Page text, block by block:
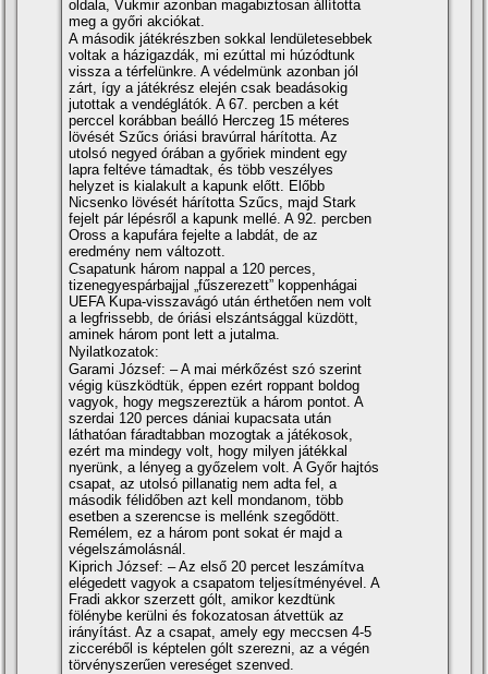
oldala, Vukmir azonban magabiztosan állí­totta
meg a győri akciókat.
A második játékrészben sokkal lendületesebbek
voltak a házigazdák, mi ezúttal mi húzódtunk
vissza a térfelünkre. A védelmünk azonban jól
zárt, í­gy a játékrész elején csak beadásokig
jutottak a vendéglátók. A 67. percben a két
perccel korábban beálló Herczeg 15 méteres
lövését Szűcs óriási bravúrral hárí­totta. Az
utolsó negyed órában a győriek mindent egy
lapra feltéve támadtak, és több veszélyes
helyzet is kialakult a kapunk előtt. Előbb
Nicsenko lövését hárí­totta Szűcs, majd Stark
fejelt pár lépésről a kapunk mellé. A 92. percben
Oross a kapufára fejelte a labdát, de az
eredmény nem változott.
Csapatunk három nappal a 120 perces,
tizenegyespárbajjal „fűszerezett” koppenhágai
UEFA Kupa-visszavágó után érthetően nem volt
a legfrissebb, de óriási elszántsággal küzdött,
aminek három pont lett a jutalma.
Nyilatkozatok:
Garami József: – A mai mérkőzést szó szerint
végig küszködtük, éppen ezért roppant boldog
vagyok, hogy megszereztük a három pontot. A
szerdai 120 perces dániai kupacsata után
láthatóan fáradtabban mozogtak a játékosok,
ezért ma mindegy volt, hogy milyen játékkal
nyerünk, a lényeg a győzelem volt. A Győr hajtós
csapat, az utolsó pillanatig nem adta fel, a
második félidőben azt kell mondanom, több
esetben a szerencse is mellénk szegődött.
Remélem, ez a három pont sokat ér majd a
végelszámolásnál.
Kiprich József: – Az első 20 percet leszámí­tva
elégedett vagyok a csapatom teljesí­tményével. A
Fradi akkor szerzett gólt, amikor kezdtünk
fölénybe kerülni és fokozatosan átvettük az
irányí­tást. Az a csapat, amely egy meccsen 4-5
zicceréből is képtelen gólt szerezni, az a végén
törvényszerűen vereséget szenved.